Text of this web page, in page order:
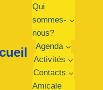
Qui
sommes-
nous?
Agenda
Activités
Contacts
Amicale